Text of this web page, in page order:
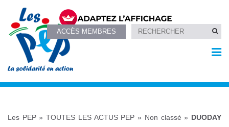
ACCÈS MEMBRES
Les PEP»TOUTES LES ACTUS PEP » Non classé » DUODAY